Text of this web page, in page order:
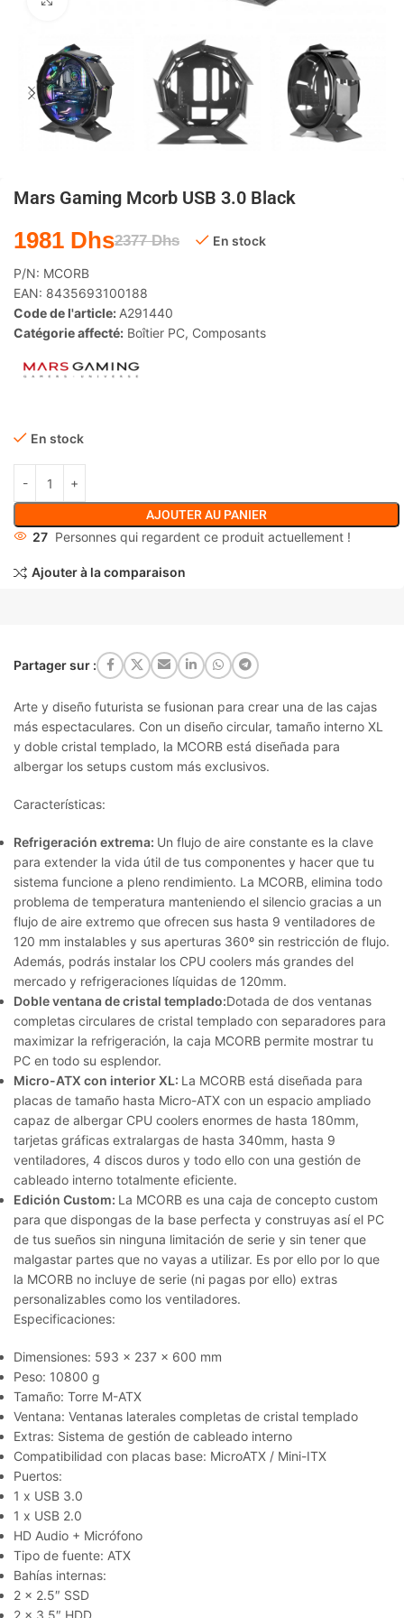
Mars Gaming Mcorb USB 3.0 Black
2377Dhs
1981 Dhs En stock
P/N: MCORB
EAN: 8435693100188
Code de l'article: A291440
Catégorie affecté: Boîtier PC, Composants
En stock
AJOUTER AU PANIER
27 Personnes qui regardent ce produit actuellement !
Ajouter à la comparaison
Partager sur :
Arte y diseño futurista se fusionan para crear una de las cajas
más espectaculares. Con un diseño circular, tamaño interno XL
y doble cristal templado, la MCORB está diseñada para
albergar los setups custom más exclusivos.
Características:
Refrigeración extrema: Un flujo de aire constante es la clave
para extender la vida útil de tus componentes y hacer que tu
sistema funcione a pleno rendimiento. La MCORB, elimina todo
problema de temperatura manteniendo el silencio gracias a un
flujo de aire extremo que ofrecen sus hasta 9 ventiladores de
120 mm instalables y sus aperturas 360º sin restricción de flujo.
Además, podrás instalar los CPU coolers más grandes del
mercado y refrigeraciones líquidas de 120mm.
Doble ventana de cristal templado:Dotada de dos ventanas
completas circulares de cristal templado con separadores para
maximizar la refrigeración, la caja MCORB permite mostrar tu
PC en todo su esplendor.
Micro-ATX con interior XL: La MCORB está diseñada para
placas de tamaño hasta Micro-ATX con un espacio ampliado
capaz de albergar CPU coolers enormes de hasta 180mm,
tarjetas gráficas extralargas de hasta 340mm, hasta 9
ventiladores, 4 discos duros y todo ello con una gestión de
cableado interno totalmente eficiente.
Edición Custom: La MCORB es una caja de concepto custom
para que dispongas de la base perfecta y construyas así el PC
de tus sueños sin ninguna limitación de serie y sin tener que
malgastar partes que no vayas a utilizar. Es por ello por lo que
la MCORB no incluye de serie (ni pagas por ello) extras
personalizables como los ventiladores.
Especificaciones:
Dimensiones: 593 x 237 x 600 mm
Peso: 10800 g
Tamaño: Torre M-ATX
Ventana: Ventanas laterales completas de cristal templado
Extras: Sistema de gestión de cableado interno
Compatibilidad con placas base: MicroATX / Mini-ITX
Puertos:
1 x USB 3.0
1 x USB 2.0
HD Audio + Micrófono
Tipo de fuente: ATX
Bahías internas:
2 x 2.5″ SSD
2 x 3.5″ HDD